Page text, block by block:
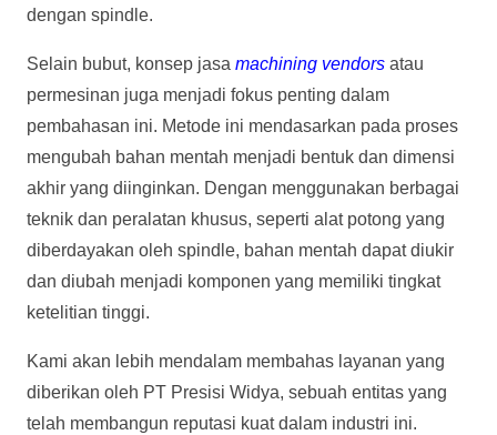
dengan spindle.
Selain bubut, konsep jasa machining vendors atau
permesinan juga menjadi fokus penting dalam
pembahasan ini. Metode ini mendasarkan pada proses
mengubah bahan mentah menjadi bentuk dan dimensi
akhir yang diinginkan. Dengan menggunakan berbagai
teknik dan peralatan khusus, seperti alat potong yang
diberdayakan oleh spindle, bahan mentah dapat diukir
dan diubah menjadi komponen yang memiliki tingkat
ketelitian tinggi.
Kami akan lebih mendalam membahas layanan yang
diberikan oleh PT Presisi Widya, sebuah entitas yang
telah membangun reputasi kuat dalam industri ini.